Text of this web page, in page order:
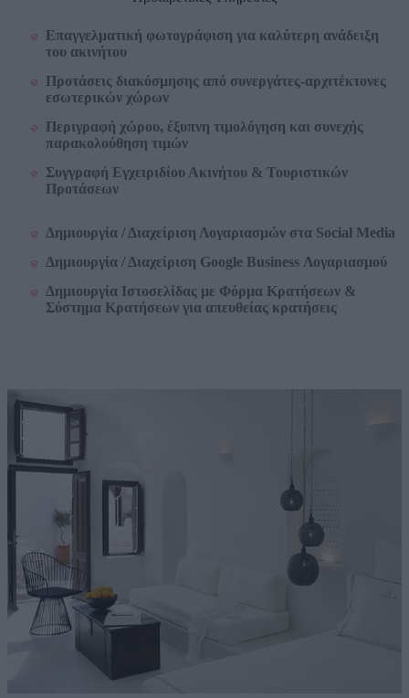
Επαγγελματική φωτογράφιση για καλύτερη ανάδειξη
του ακινήτου
Προτάσεις διακόσμησης από συνεργάτες-αρχιτέκτονες
εσωτερικών χώρων
Περιγραφή χώρου, έξυπνη τιμολόγηση και συνεχής
παρακολούθηση τιμών
Συγγραφή Εγχειριδίου Ακινήτου & Τουριστικών
Προτάσεων
Δημιουργία / Διαχείριση Λογαριασμών στα Social Media
Δημιουργία / Διαχείριση Google Business Λογαριασμού
Δημιουργία Ιστοσελίδας με Φόρμα Κρατήσεων &
Σύστημα Κρατήσεων για απευθείας κρατήσεις